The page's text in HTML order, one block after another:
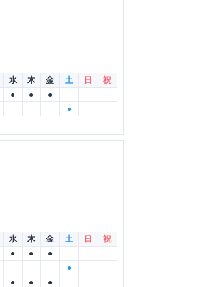
水 木 金 土 日
祝
● ●
●
●
水 木 金 土 日
祝
● ●
●
●
● ● ●